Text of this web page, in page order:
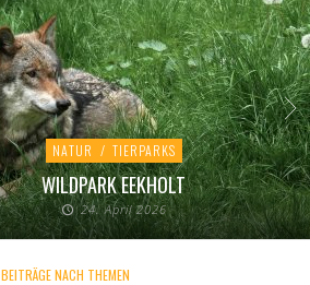
NATUR / TIERPARKS
WILDPARK EEKHOLT
24. April 2026
BEITRÄGE NACH THEMEN